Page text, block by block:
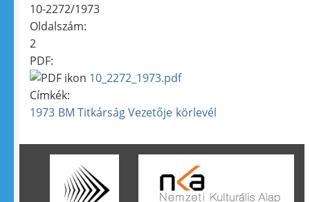
10-2272/1973
Oldalszám:
2
PDF:
10_2272_1973.pdf
Címkék:
1973 BM Titkárság Vezetője körlevél